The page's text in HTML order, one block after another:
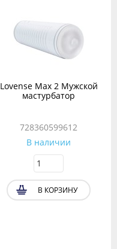
Lovense Max 2 Мужской
мастурбатор
728360599612
В наличии
В КОРЗИНУ